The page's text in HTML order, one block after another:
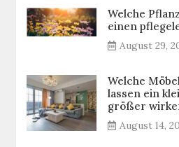
Welche
einen
August 29,
Welche
lassen ein
größer
August 14,